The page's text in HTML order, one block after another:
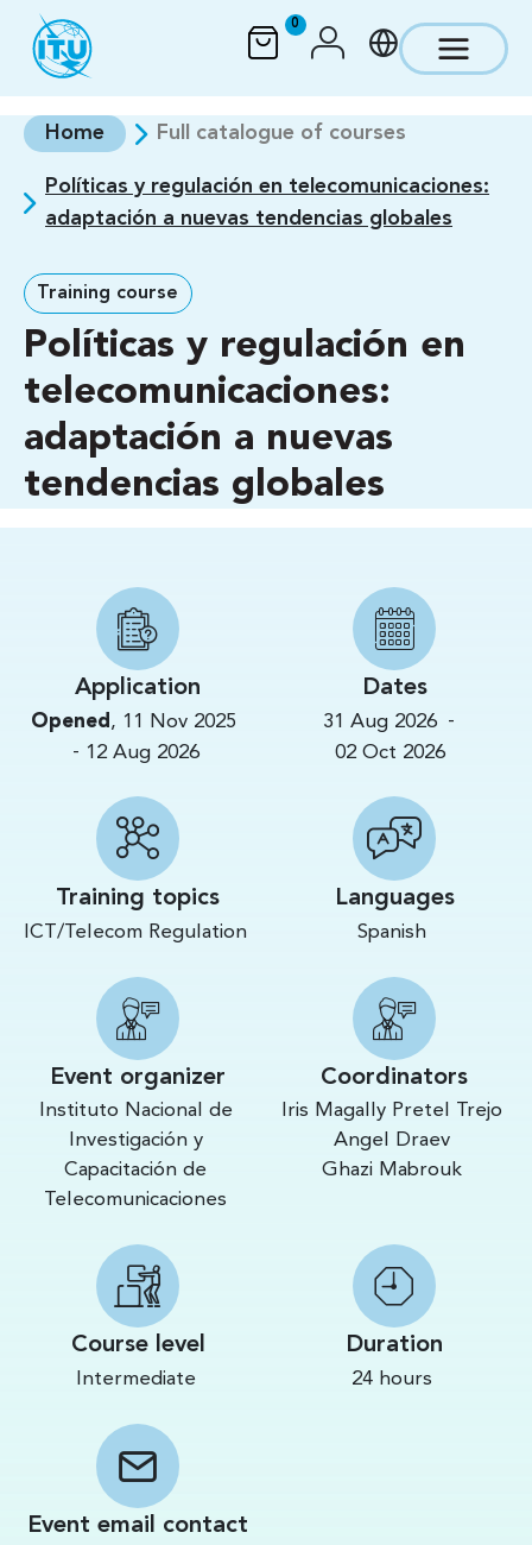
Skip to main content
0
Home Full catalogue of courses
Políticas y regulación en telecomunicaciones:
adaptación a nuevas tendencias globales
Training course
Políticas y regulación en
telecomunicaciones:
adaptación a nuevas
tendencias globales
Application
Opened , 11 Nov 2025
- 12 Aug 2026
Dates
31 Aug 2026 -
02 Oct 2026
Training topics
ICT/Telecom Regulation
Languages
Spanish
Event organizer
Instituto Nacional de
Investigación y
Capacitación de
Telecomunicaciones
Coordinators
Iris Magally Pretel Trejo
Angel Draev
Ghazi Mabrouk
Course level
Intermediate
Duration
24 hours
Event email contact